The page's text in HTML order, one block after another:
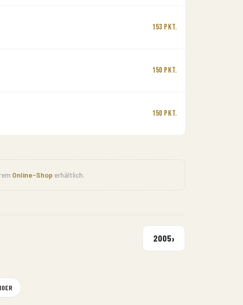
153 Pkt.
150 Pkt.
150 Pkt.
Online-Shop erhältlich.
2005›